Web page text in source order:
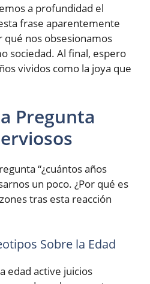
a profundidad el
frase aparentemente
qué nos obsesionamos
sociedad. Al final, espero
vividos como la joya que
Pregunta
“¿cuántos años
un poco. ¿Por qué es
tras esta reacción
Sobre la Edad
edad active juicios